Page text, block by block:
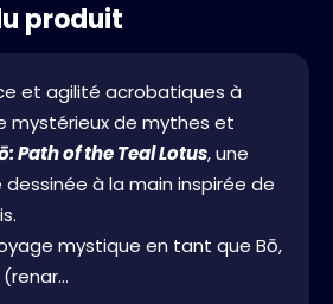
produit
et agilité acrobatiques à
mystérieux de mythes et
Path of the Teal Lotus, une
à la main inspirée de
mystique en tant que Bō,